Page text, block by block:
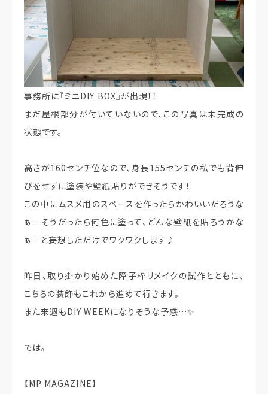
事務所に『ミニDIY BOX』が出現！！
まだ屋根部分が付いていないので、この写真は未完成の
状態です。
高さが160センチ位なので、身長155センチの私でも背伸
びをせずに塗装や壁紙貼りができそうです！
この中にムスメ用のスペースを作ったらかわいいだろうな
ぁ…そうだったら何色に塗って、どんな壁紙を貼ろうかな
ぁ…と妄想しただけでワクワクします♪
昨日、取り掛かり始めた障子枠リメイクの試作とともに、
こちらの装飾もこれから進めて行きます。
また来週もDIY WEEKになりそうな予感…✨
では。
【MP MAGAZINE】